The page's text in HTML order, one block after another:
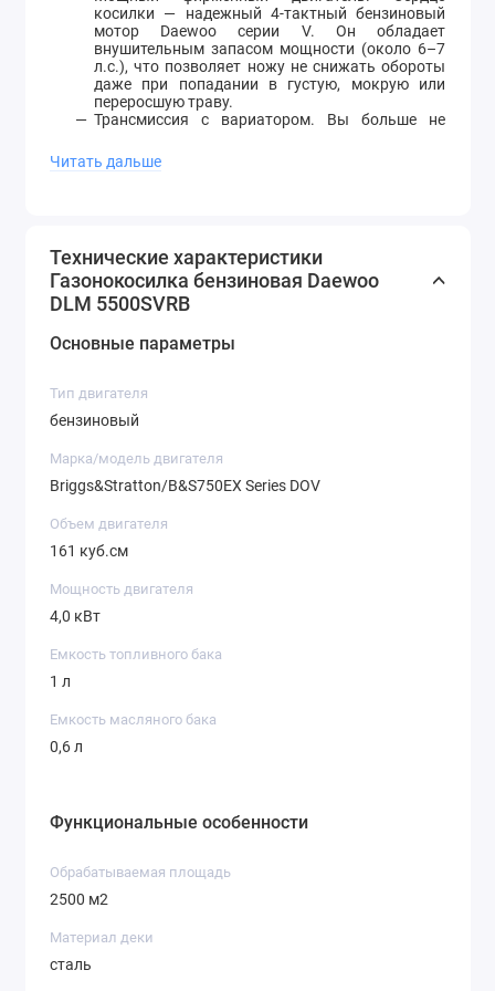
косилки — надежный 4-тактный бензиновый
мотор Daewoo серии V. Он обладает
внушительным запасом мощности (около 6–7
л.с.), что позволяет ножу не снижать обороты
даже при попадании в густую, мокрую или
переросшую траву.
Трансмиссия с вариатором. Вы больше не
скорость косилки. Специальный рычаг на
панели управления позволяет плавно менять
Максимальная ширина захвата (54 см).
Аэродинамический нож из закаленной стали за
один проход выкашивает полосу шириной 54
см. Это радикально сокращает количество
Универсальная система «4-в-1». Косилка готова
партерного газона. Мульчирование - трава
измельчается в пыль и удобряет газон,
выброс - незаменим при кошении переросшего
Задний выброс - классический сброс травы под
Стальная аэродинамическая дека. Корпус из
прочной листовой стали защищен от коррозии
специальным антибликовым покрытием.
легко промыть деку изнутри, просто
подключив садовый шланг.
Комбинированный мешок с жестким
вытряхивания.
двойных шарикоподшипниках с агрессивным
газон.
Органайзер на рукоятке. Панель управления
отсеками для мелочей (смартфона, ключей),
Читать дальше
Технические характеристики
Газонокосилка бензиновая Daewoo
DLM 5500SVRB
Основные параметры
Тип двигателя
бензиновый
Марка/модель двигателя
Briggs&Stratton/B&S750EX Series DOV
Объем двигателя
161 куб.см
Мощность двигателя
4,0 кВт
Емкость топливного бака
1 л
Емкость масляного бака
0,6 л
Функциональные особенности
Обрабатываемая площадь
2500 м2
Материал деки
сталь